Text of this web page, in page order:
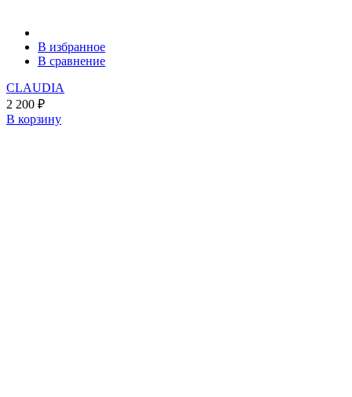
В избранное
В сравнение
CLAUDIA
2 200 ₽
В корзину